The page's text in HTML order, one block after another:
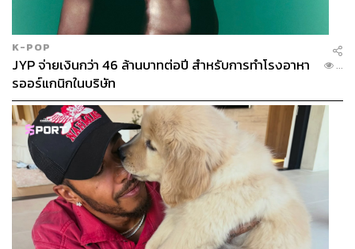
K-POP
JYP จ่ายเงินกว่า 46 ล้านบาทต่อปี สำหรับการทำโรงอาหา
รออร์แกนิกในบริษัท
...